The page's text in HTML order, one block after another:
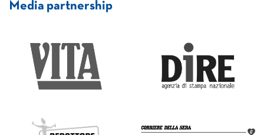
Media partnership